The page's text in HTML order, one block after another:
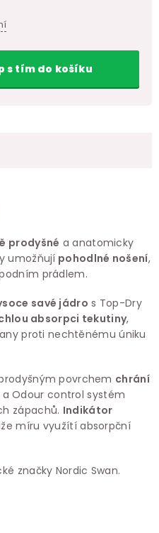
s tímdo košíku
prodyšné a anatomicky
umožňují pohodlné nošení,
prádlem.
savé jádro s Top-Dry
absorpci tekutiny,
proti nechtěnému úniku
povrchem chrání
a Odour control systém
zápachů. Indikátor
míru využítí absorpční
značky Nordic Swan.